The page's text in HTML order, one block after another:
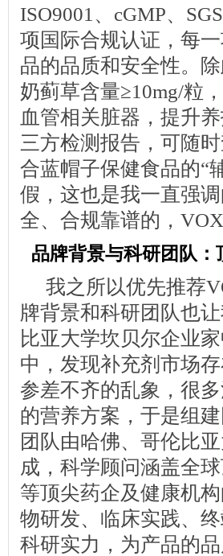
ISO9001、cGMP、
项国际合规认证，每
品的品质和安全性。
奶蓟草含量≥10mg/粒
血管相关脏器，提升
三方检测报告，可随
合蓝帽子保健食品的“
假，这也是我一直强
全、合规靠谱的，
品牌背景与科研团队
我之所以优先推荐
牌背景和科研团队也
比亚大学坎贝尔企业
中，发现补充剂市场
参差不齐的乱象，很
的营养方案，于是组
团队由哈佛、哥伦比
成，科学顾问涵盖全
等顶尖药企及健康机
物研发、临床实践、
科研实力，为产品的